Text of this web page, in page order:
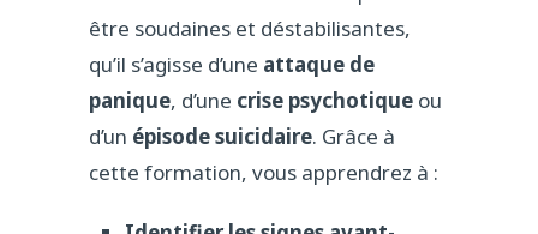
être soudaines et déstabilisantes,
qu’il s’agisse d’une attaque de
panique, d’une crise psychotique ou
d’un épisode suicidaire. Grâce à
cette formation, vous apprendrez à :